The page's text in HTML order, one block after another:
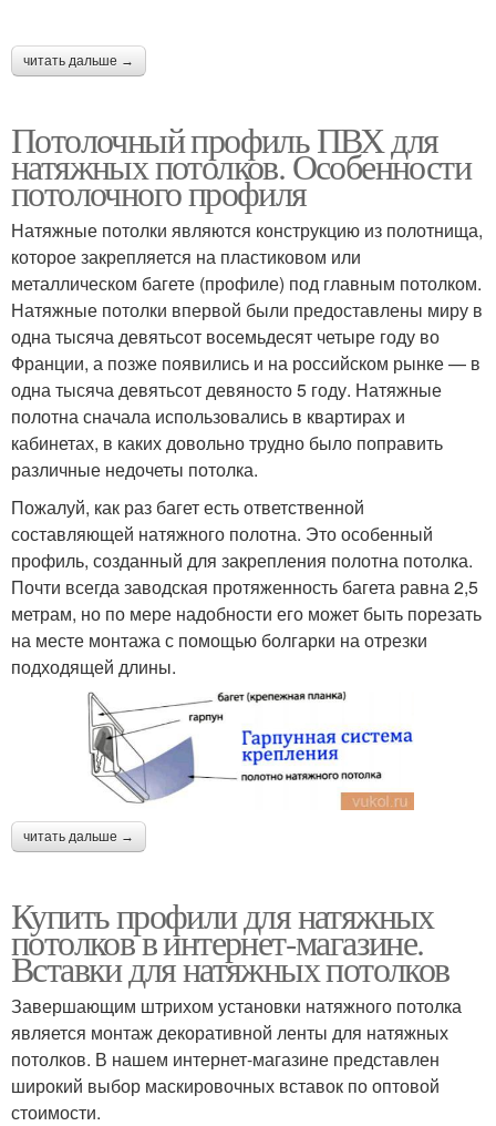
читать дальше →
Потолочный профиль ПВХ для
натяжных потолков. Особенности
потолочного профиля
Натяжные потолки являются конструкцию из полотнища,
которое закрепляется на пластиковом или
металлическом багете (профиле) под главным потолком.
Натяжные потолки впервой были предоставлены миру в
одна тысяча девятьсот восемьдесят четыре году во
Франции, а позже появились и на российском рынке — в
одна тысяча девятьсот девяносто 5 году. Натяжные
полотна сначала использовались в квартирах и
кабинетах, в каких довольно трудно было поправить
различные недочеты потолка.
Пожалуй, как раз багет есть ответственной
составляющей натяжного полотна. Это особенный
профиль, созданный для закрепления полотна потолка.
Почти всегда заводская протяженность багета равна 2,5
метрам, но по мере надобности его может быть порезать
на месте монтажа с помощью болгарки на отрезки
подходящей длины.
читать дальше →
Купить профили для натяжных
потолков в интернет-магазине.
Вставки для натяжных потолков
Завершающим штрихом установки натяжного потолка
является монтаж декоративной ленты для натяжных
потолков. В нашем интернет-магазине представлен
широкий выбор маскировочных вставок по оптовой
стоимости.